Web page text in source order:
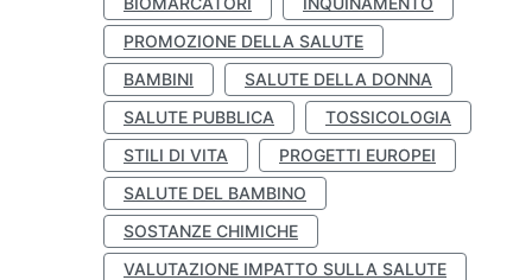
PROMOZIONE DELLA SALUTE
BAMBINI
SALUTE DELLA DONNA
SALUTE PUBBLICA
TOSSICOLOGIA
STILI DI VITA
PROGETTI EUROPEI
SALUTE DEL BAMBINO
SOSTANZE CHIMICHE
VALUTAZIONE IMPATTO SULLA SALUTE